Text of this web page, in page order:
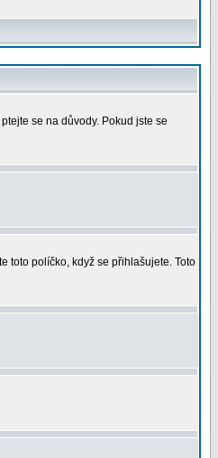
se na důvody. Pokud jste se
toto políčko, když se přihlašujete. Toto